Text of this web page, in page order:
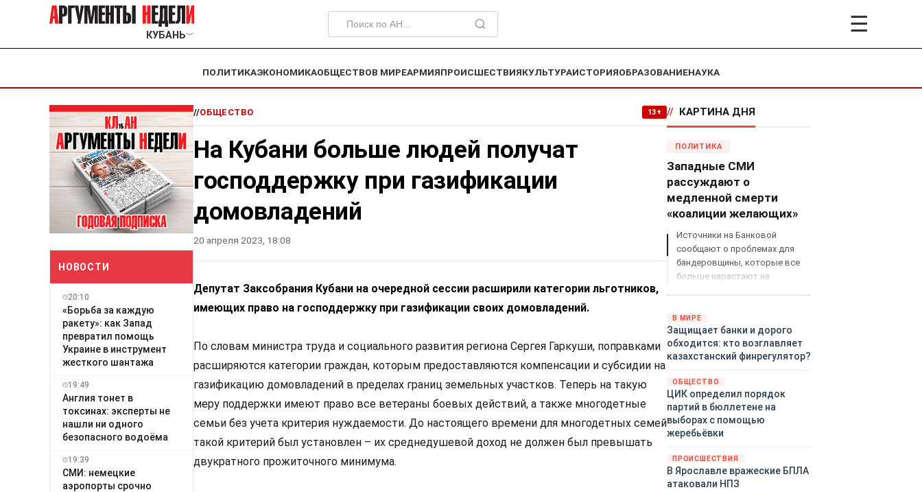
КУБАНЬ﹀ ☰
ПОЛИТИКАЭКОНОМИКАОБЩЕСТВОВ МИРЕАРМИЯПРОИСШЕСТВИЯКУЛЬТУРАИСТОРИЯОБРАЗОВАНИЕНАУКА
НОВОСТИ
20:10
«Борьба за каждую
ракету»: как Запад
превратил помощь
Украине в инструмент
жесткого шантажа
19:49
Англия тонет в
токсинах: эксперты не
нашли ни одного
безопасного водоёма
19:39
СМИ: немецкие
аэропорты срочно
//ОБЩЕСТВО 13+
На Кубани больше людей получат
господдержку при газификации
домовладений
20 апреля 2023, 18:08
Депутат Заксобрания Кубани на очередной сессии расширили категории льготников,
имеющих право на господдержку при газификации своих домовладений.
По словам министра труда и социального развития региона Сергея Гаркуши, поправками
расширяются категории граждан, которым предоставляются компенсации и субсидии на
газификацию домовладений в пределах границ земельных участков. Теперь на такую
меру поддержки имеют право все ветераны боевых действий, а также многодетные
семьи без учета критерия нуждаемости. До настоящего времени для многодетных семей
такой критерий был установлен – их среднедушевой доход не должен был превышать
двукратного прожиточного минимума.
// КАРТИНА ДНЯ
ПОЛИТИКА
Западные СМИ
рассуждают о
медленной смерти
«коалиции желающих»
Источники на Банковой
сообщают о проблемах для
бандеровщины, которые все
больше нарастают на
«страны 404» в следующем
году. Однако киевские
временщики не торопятся
заключать мир - ведь есть
Политический кризис в
Британии и Германии, выборы
во Франции могут полностью
изменить геополитический
ландшафт в мире, пока
Зеленский ожидает выборов
в США.
В МИРЕ
Защищает банки и дорого
обходится: кто возглавляет
казахстанский финрегулятор?
ОБЩЕСТВО
ЦИК определил порядок
партий в бюллетене на
выборах с помощью
жеребьёвки
ПРОИСШЕСТВИЯ
В Ярославле вражеские БПЛА
атаковали НПЗ